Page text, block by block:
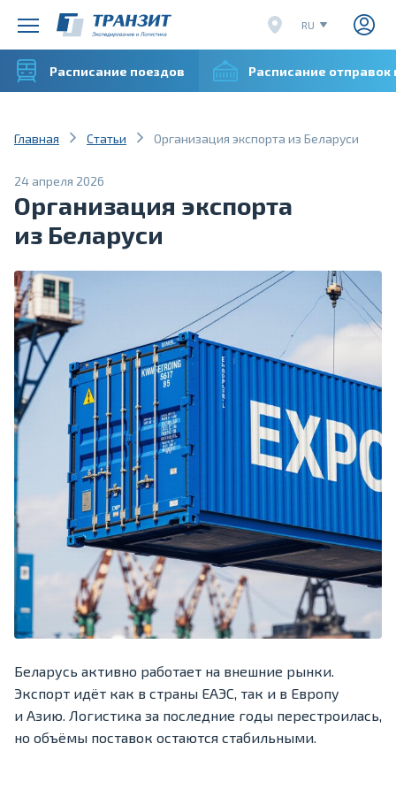
RU
EN
CN
Расписание поездов Расписание
Главная Статьи Организация экспорта из Беларуси
24 апреля 2026
Организация экспорта
из Беларуси
Беларусь активно работает на внешние рынки.
Экспорт идёт как в страны ЕАЭС, так и в Европу
и Азию. Логистика за последние годы перестроилась,
но объёмы поставок остаются стабильными.